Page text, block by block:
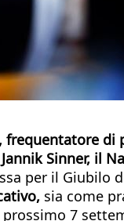
di
Sinner, il
per il Giubilo
sia come
7